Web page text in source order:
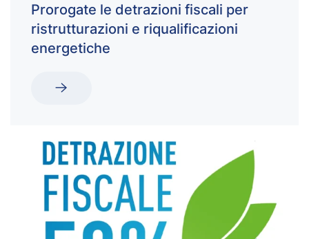
Prorogate le detrazioni fiscali per
ristrutturazioni e riqualificazioni
energetiche